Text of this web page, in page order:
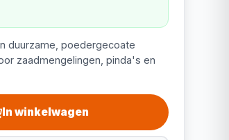
duurzame, poedergecoate
zaadmengelingen, pinda's en
In winkelwagen